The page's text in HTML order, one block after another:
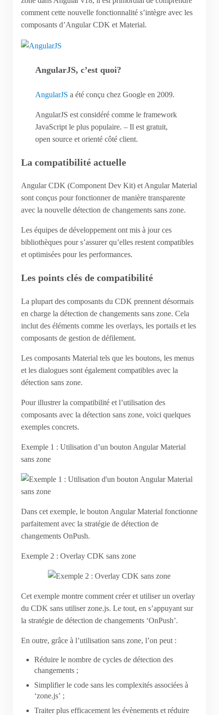
comment cette nouvelle fonctionnalité s’intègre avec les
composants d’Angular CDK et Material.
AngularJS, c’est quoi?
AngularJS a été conçu chez Google en 2009.
AngularJS est considéré comme le framework
JavaScript le plus populaire. – Il est gratuit,
open source et orienté côté client.
La compatibilité actuelle
Angular CDK (Component Dev Kit) et Angular Material
sont conçus pour fonctionner de manière transparente
avec la nouvelle détection de changements sans zone.
Les équipes de développement ont mis à jour ces
bibliothèques pour s’assurer qu’elles restent compatibles
et optimisées pour les performances.
Les points clés de compatibilité
La plupart des composants du CDK prennent désormais
en charge la détection de changements sans zone. Cela
inclut des éléments comme les overlays, les portails et les
composants de gestion de défilement.
Les composants Material tels que les boutons, les menus
et les dialogues sont également compatibles avec la
détection sans zone.
Pour illustrer la compatibilité et l’utilisation des
composants avec la détection sans zone, voici quelques
exemples concrets.
Exemple 1 : Utilisation d’un bouton Angular Material
sans zone
Dans cet exemple, le bouton Angular Material fonctionne
parfaitement avec la stratégie de détection de
changements OnPush.
Exemple 2 : Overlay CDK sans zone
Cet exemple montre comment créer et utiliser un overlay
du CDK sans utiliser zone.js. Le tout, en s’appuyant sur
la stratégie de détection de changements ‘OnPush’.
En outre, grâce à l’utilisation sans zone, l’on peut :
Réduire le nombre de cycles de détection des
changements ;
Simplifier le code sans les complexités associées à
‘zone.js’ ;
Traiter plus efficacement les évènements et réduire